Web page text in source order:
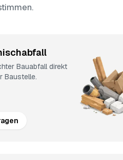
Bauabfall direkt
Baustelle.